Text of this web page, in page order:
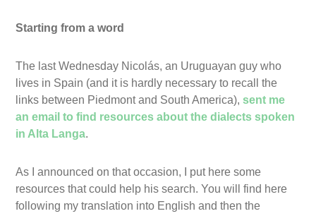
Starting from a word
The last Wednesday Nicolás, an Uruguayan guy who
lives in Spain (and it is hardly necessary to recall the
links between Piedmont and South America),sent me
an email to find resources about the dialects spoken
in Alta Langa.
As I announced on that occasion, I put here some
resources that could help his search. You will find here
following my translation into English and then the